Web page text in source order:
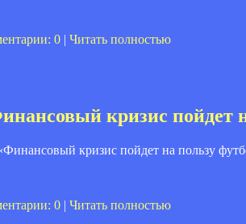
0 | Читать полностью
кризис пойдет
0 | Читать полностью